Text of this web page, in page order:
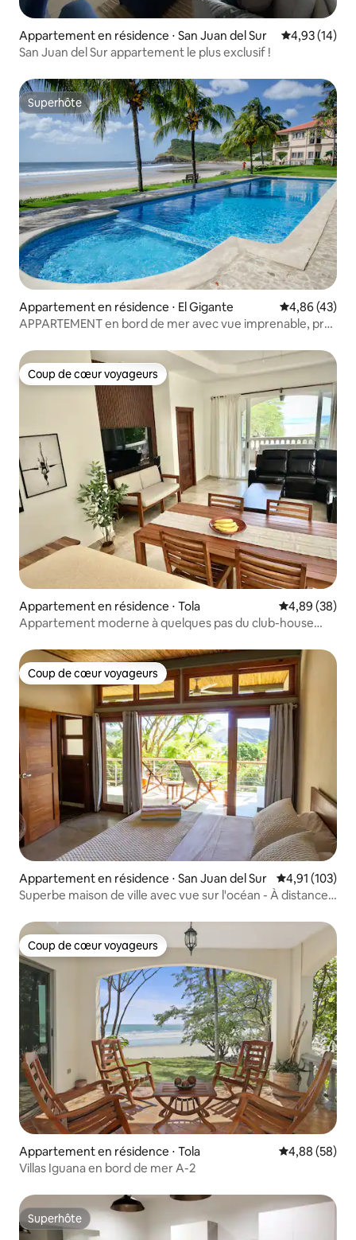
Appartement en résidence ⋅ San Juan del Sur Évaluation
4,93 (14)
San Juan del Sur appartement le plus exclusif !
Superhôte
Superhôte
Appartement en résidence ⋅ El Gigante Évaluation
4,86 (43)
APPARTEMENT en bord de mer avec vue imprenable, près
Coup de cœur voyageurs
Coup de cœur voyageurs
Appartement en résidence ⋅ Tola Évaluation
4,89 (38)
Appartement moderne à quelques pas du club-house
Coup de cœur voyageurs
Coup de cœur voyageurs
Appartement en résidence ⋅ San Juan del Sur Évaluation
4,91 (103)
Superbe maison de ville avec vue sur l'océan - À distance
Coup de cœur voyageurs
Coup de cœur voyageurs
Appartement en résidence ⋅ Tola Évaluation
4,88 (58)
Villas Iguana en bord de mer A-2
Superhôte
Superhôte